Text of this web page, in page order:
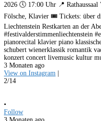
2026 🕔 17:00 Uhr 📍
Fölsche, Klavier 🎟️ Tickets: über
Liechtenstein Restkarten an der
#festivalderstimmenliechtenstein
pianorecital klavier piano
schubert wienerklassik romantik
konzert concert livemusic kultur
3 Monaten ago
View on Instagram
2/14
•
Follow